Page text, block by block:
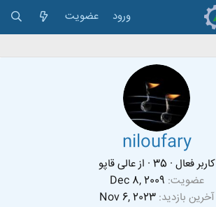
ورود عضویت
niloufary
کاربر فعال ·
35
· ازعالی قاپو
عضویت Dec 8, 2009
آخرین بازدید Nov 6, 2023